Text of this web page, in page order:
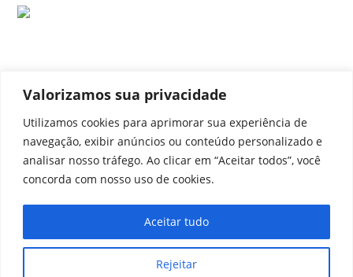
Valorizamos sua privacidade
Utilizamos cookies para aprimorar sua experiência de
navegação, exibir anúncios ou conteúdo personalizado e
analisar nosso tráfego. Ao clicar em “Aceitar todos”, você
concorda com nosso uso de cookies.
Rejeitar
Aceitar tudo
Política de cookies